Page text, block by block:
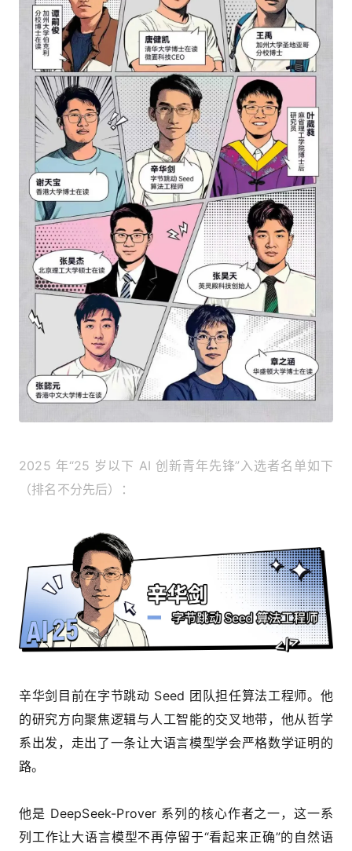
2025 年“25 岁以下 AI 创新青年先锋”入选者名单如下
（排名不分先后）
：
辛华剑目前在字节跳动 Seed 团队担任算法工程师。他
的研究方向聚焦逻辑与人工智能的交叉地带，他从哲学
系出发，走出了一条让大语言模型学会严格数学证明的
路。
他是 DeepSeek-Prover 系列的核心作者之一，这一系
列工作让大语言模型不再停留于“看起来正确”的自然语